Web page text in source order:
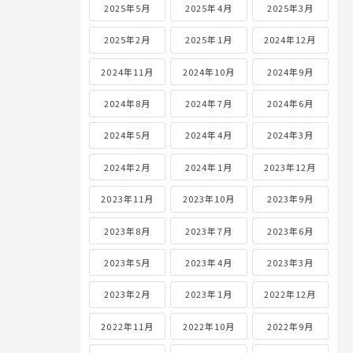
2025年5月 2025年4月 2025年3月
2025年2月 2025年1月 2024年12月
2024年11月 2024年10月 2024年9月
2024年8月 2024年7月 2024年6月
2024年5月 2024年4月 2024年3月
2024年2月 2024年1月 2023年12月
2023年11月 2023年10月 2023年9月
2023年8月 2023年7月 2023年6月
2023年5月 2023年4月 2023年3月
2023年2月 2023年1月 2022年12月
2022年11月 2022年10月 2022年9月